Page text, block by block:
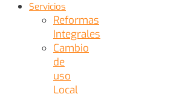
Servicios
Reformas
Integrales
Cambio
de
uso
Local